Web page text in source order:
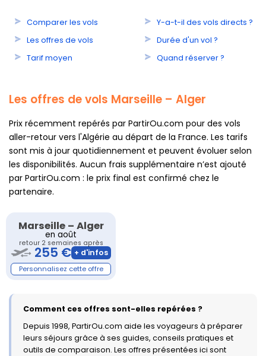
Les offres de vols Marseille – Alger
Prix récemment repérés par PartirOu.com pour des vols
aller-retour vers l'Algérie au départ de la France. Les tarifs
sont mis à jour quotidiennement et peuvent évoluer selon
les disponibilités. Aucun frais supplémentaire n’est ajouté
par PartirOu.com : le prix final est confirmé chez le
partenaire.
Marseille– Alger
en août
retour 2 semaines après
255 €
Comment ces offres sont-elles repérées ?
Depuis 1998, PartirOu.com aide les voyageurs à préparer
leurs séjours grâce à ses guides, conseils pratiques et
outils de comparaison. Les offres présentées ici sont
Comparer les vols
Les offres de vols
Tarif moyen
Y-a-t-il des vols directs ?
Durée d'un vol ?
Quand réserver ?